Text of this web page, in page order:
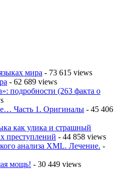
мира - 73 615 views
- 62 689 views
подробности (263 факта о
Часть 1. Оригиналы - 45 406
как улика и страшный
преступлений - 44 858 views
анализа XML. Лечение. -
мощь! - 30 449 views